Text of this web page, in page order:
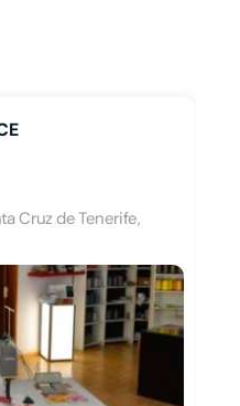
Cruz de Tenerife,